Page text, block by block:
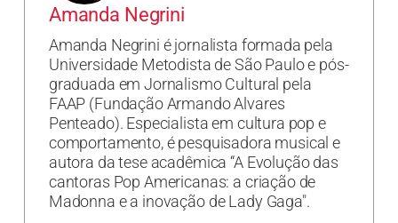
Amanda Negrini
Amanda Negrini é jornalista formada pela
Universidade Metodista de São Paulo e pós-
graduada em Jornalismo Cultural pela
FAAP (Fundação Armando Alvares
Penteado). Especialista em cultura pop e
comportamento, é pesquisadora musical e
autora da tese acadêmica “A Evolução das
cantoras Pop Americanas: a criação de
Madonna e a inovação de Lady Gaga".